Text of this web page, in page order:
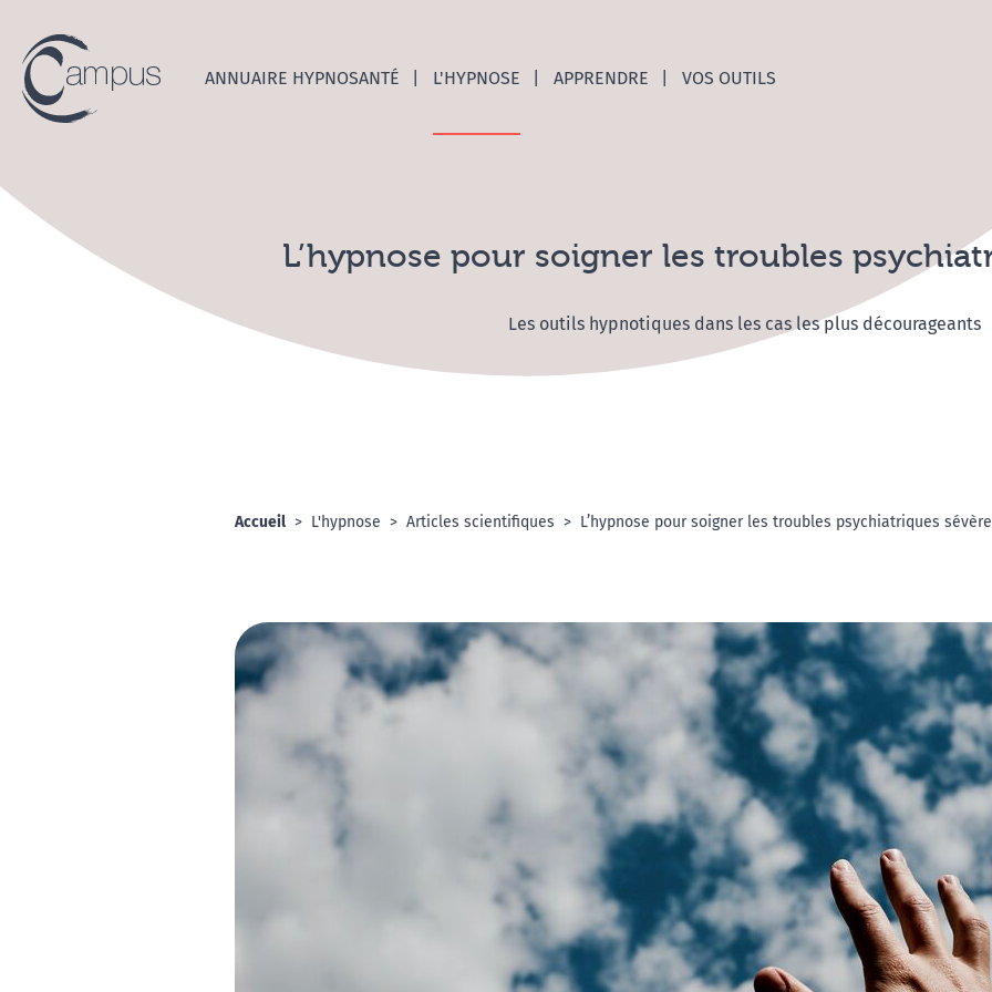
Emergences
ANNUAIRE HYPNOSANTÉ L'HYPNOSE APPRENDRE VOS OUTILS
L’hypnose pour soigner les troubles
Les outils hypnotiques dans les cas les plus décourageants
Accueil L'hypnose Articles scientifiques L’hypnose pour soigner les troubles psychiatriques